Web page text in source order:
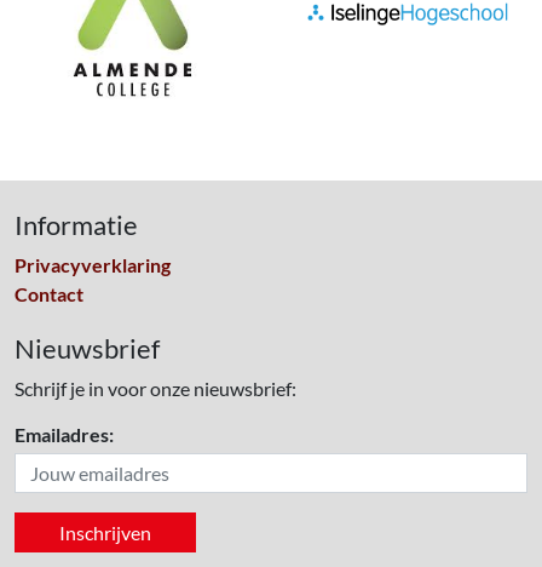
Informatie
Privacyverklaring
Contact
Nieuwsbrief
Schrijf je in voor onze nieuwsbrief:
Emailadres: